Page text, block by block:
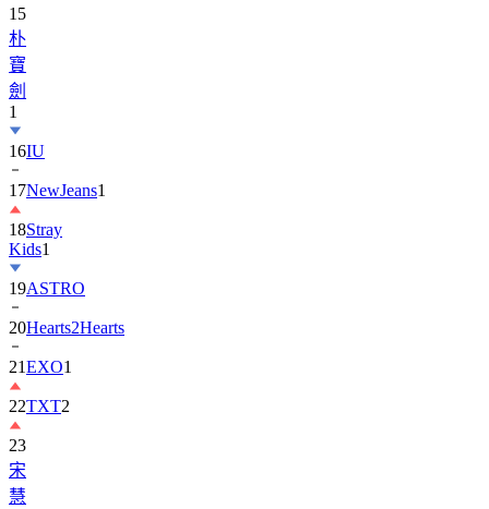
15
朴
寶
劍
1
16IU
17NewJeans1
18Stray
Kids1
19ASTRO
20Hearts2Hearts
21EXO1
22TXT2
23
宋
慧